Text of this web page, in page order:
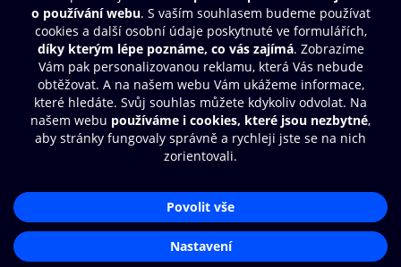
Moje O2 Knihovna
Další zábava
© O2 Czech Republic a.s.
Přístupnost
Zásady zpracování osobních údajůAplikace O2 Knihovna
Čti a poslouchej své e-knihy a